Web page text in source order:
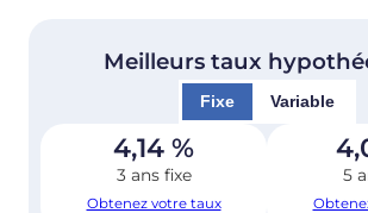
Meilleurs taux
Fixe Variable
4,14 %
3 ans fixe
Obtenez votre taux
5